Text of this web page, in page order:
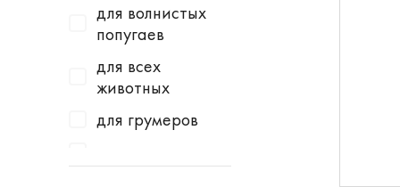
Aquael
Avantie
AWARD
Beaphar
для волнистых
попугаев
для всех
животных
для грумеров